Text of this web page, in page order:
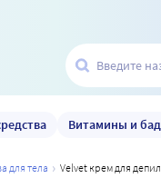
Витамины и бад
для тела Velvet крем для